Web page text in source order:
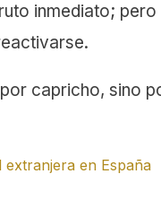
inmediato;
capricho, sino
en España